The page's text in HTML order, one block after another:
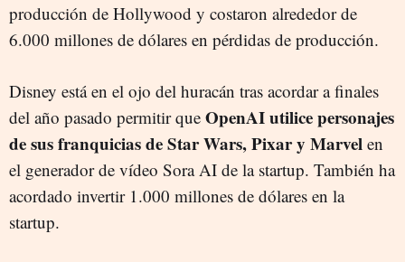
producción de Hollywood y costaron alrededor de
6.000 millones de dólares en pérdidas de producción.
Disney está en el ojo del huracán tras acordar a finales
del año pasado permitir que OpenAI utilice personajes
de sus franquicias de Star Wars, Pixar y Marvel en
el generador de vídeo Sora AI de la startup. También ha
acordado invertir 1.000 millones de dólares en la
startup.